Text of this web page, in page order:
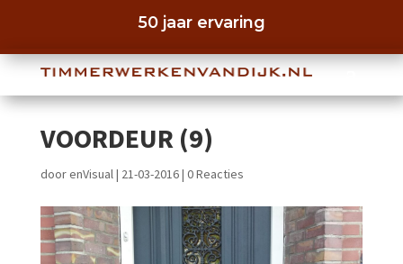
50 jaar ervaring
VOORDEUR (9)
doorenVisual| 21-03-2016| 0 Reacties